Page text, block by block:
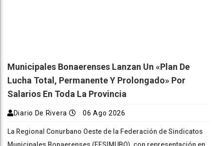
Municipales Bonaerenses Lanzan Un «plan De
Lucha Total, Permanente Y Prolongado» Por
Salarios En Toda La Provincia
Diario De Rivera 06 Ago 2026
La Regional Conurbano Oeste de la Federación de Sindicatos